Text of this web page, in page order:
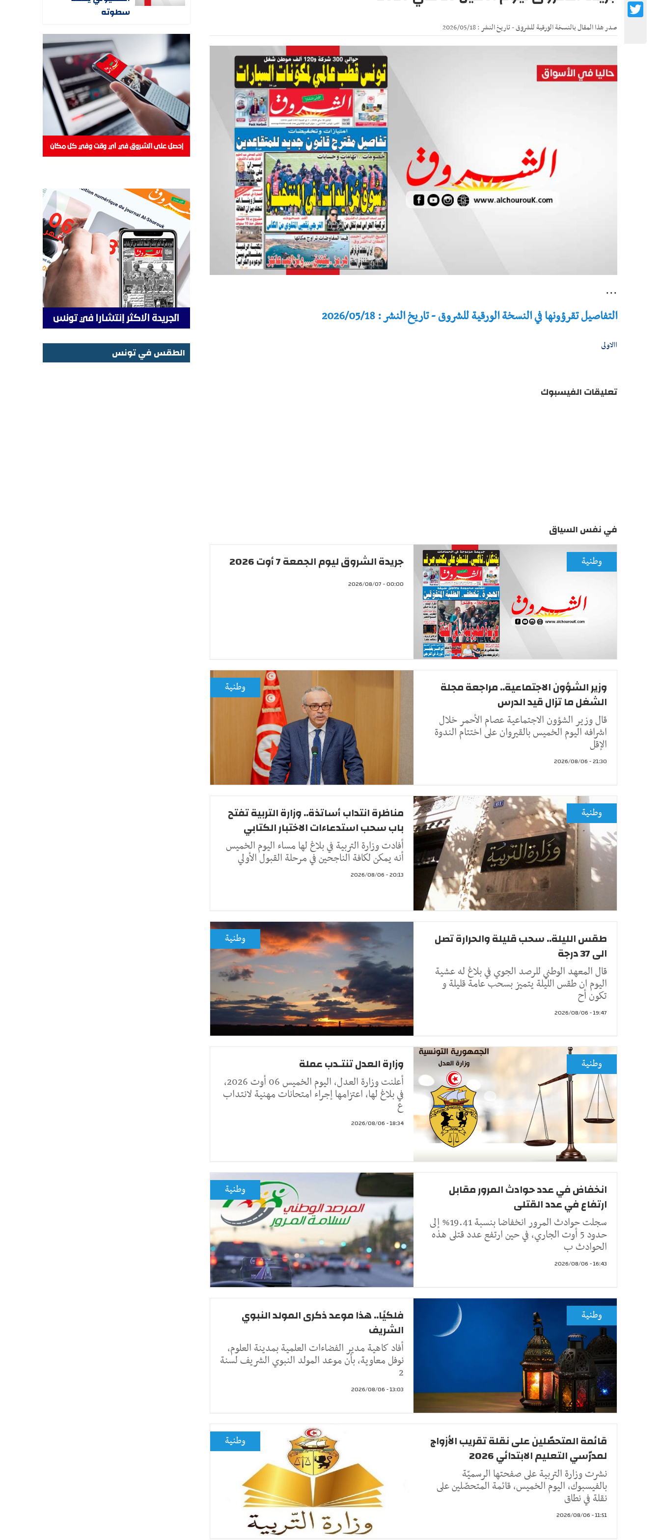
صدر هذا المقال بالنسخة الورقية للشروق - تاريخ النشر : 2026/05/18
...
التفاصيل تقرؤونها في النسخة الورقية للشروق - تاريخ النشر : 2026/05/18
االاولى
Twitter
تعليقات الفيسبوك
في نفس السياق
وطنية
جريدة الشروق ليوم الجمعة 7 أوت 2026
00:00 - 2026/08/07
وطنية
وزير الشؤون الاجتماعية.. مراجعة مجلة
الشغل ما تزال قيد الدرس
قال وزير الشؤون الاجتماعية عصام الأحمر خلال
اشرافه اليوم الخميس بالقيروان على اختتام الندوة
الإقل
21:30 - 2026/08/06
وطنية
مناظرة انتداب أساتذة.. وزارة التربية تفتح
باب سحب استدعاءات الاختبار الكتابي
أفادت وزارة التربية في بلاغ لها مساء اليوم الخميس
أنه يمكن لكافة الناجحين في مرحلة القبول الأولي
20:13 - 2026/08/06
وطنية
طقس الليلة.. سحب قليلة والحرارة تصل
الى 37 درجة
قال المعهد الوطني للرصد الجوي في بلاغ له عشية
اليوم ان طقس الليلة يتميز بسحب عامة قليلة و
تكون أح
19:47 - 2026/08/06
وطنية وزارة العدل تنتـدب عملة
أعلنت وزارة العدل، اليوم الخميس 06 أوت 2026،
في بلاغ لها، اعتزامها إجراء امتحانات مهنية لانتداب
ع
18:34 - 2026/08/06
وطنية
انخفاض في عدد حوادث المرور مقابل
ارتفاع في عدد القتلى
سجلت حوادث المرور انخفاضا بنسبة 19.41% إلى
حدود 5 أوت الجاري، في حين ارتفع عدد قتلى هذه
الحوادث ب
16:43 - 2026/08/06
وطنية
فلكيًا.. هذا موعد ذكرى المولد النبوي
الشريف
أفاد كاهية مدير الفضاءات العلمية بمدينة العلوم،
نوفل معاوية، بأن موعد المولد النبوي الشريف لسنة
2
13:03 - 2026/08/06
وطنية
قائمة المتحصّلين على نقلة تقريب الأزواج
لمدرّسي التعليم الابتدائي 2026
نشرت وزارة التربية على صفحتها الرسميّة
بالفيسبوك، اليوم الخميس، قائمة المتحصّلين على
نقلة في نطاق
11:51 - 2026/08/06
سطوته
الطقس في تونس